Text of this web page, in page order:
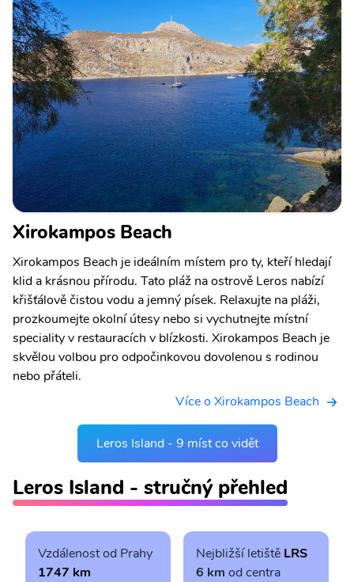
Xirokampos Beach
Xirokampos Beach je ideálním místem pro ty, kteří hledají
klid a krásnou přírodu. Tato pláž na ostrově Leros nabízí
křišťálově čistou vodu a jemný písek. Relaxujte na pláži,
prozkoumejte okolní útesy nebo si vychutnejte místní
speciality v restauracích v blízkosti. Xirokampos Beach je
skvělou volbou pro odpočinkovou dovolenou s rodinou
nebo přáteli.
Více o Xirokampos Beach
Leros Island - 9 míst co vidět
Leros Island - stručný přehled
Vzdálenost od Prahy
1747 km
Nejbližší letiště LRS
6 km od centra